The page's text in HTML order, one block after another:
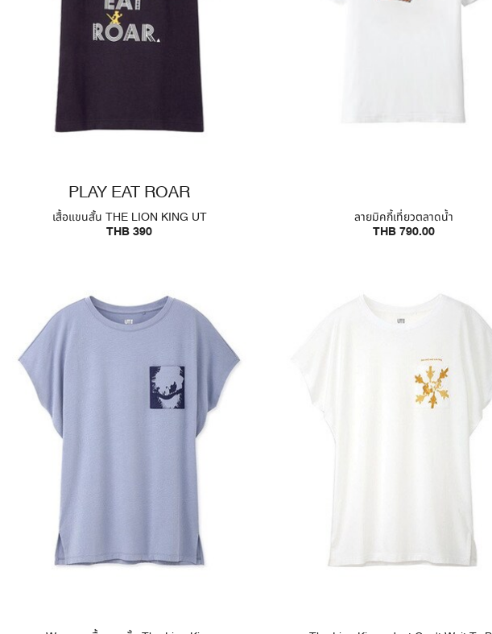
PLAY EAT ROAR
เสื้อแขนสั้น THE LION KING UT
THB 390
ลายมิคกี้เที่ยวตลาดน้ำ
THB 790.00